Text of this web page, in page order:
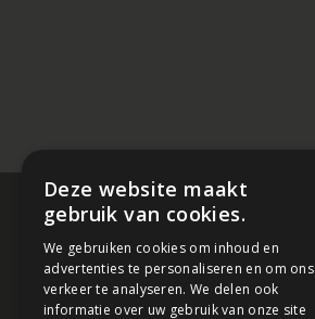
Deze website maakt
gebruik van cookies.
We gebruiken cookies om inhoud en
advertenties te personaliseren en om ons
verkeer te analyseren. We delen ook
informatie over uw gebruik van onze site